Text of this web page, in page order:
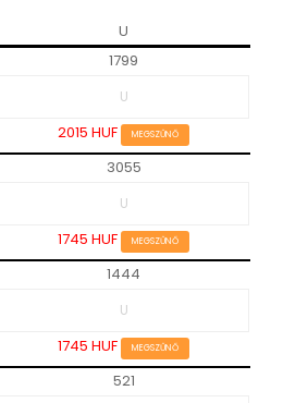
U
1799
2015 HUF MEGSZŰNŐ
3055
1745 HUF MEGSZŰNŐ
1444
1745 HUF MEGSZŰNŐ
521